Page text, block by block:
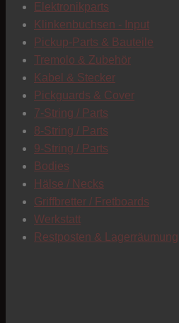
Elektronikparts
Klinkenbuchsen - Input
Pickup-Parts & Bauteile
Tremolo & Zubehör
Kabel & Stecker
Pickguards & Cover
7-String / Parts
8-String / Parts
9-String / Parts
Bodies
Hälse / Necks
Griffbretter / Fretboards
Werkstatt
Restposten & Lagerräumung